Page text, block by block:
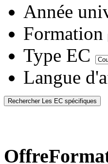
Année
Formation
Type EC
Langue